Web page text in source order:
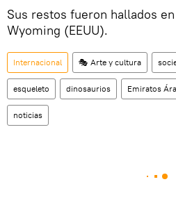
Sus restos fueron hallados
Wyoming (EEUU).
Internacional 🎭 Arte y cultura
esqueleto dinosaurios Emiratos
noticias